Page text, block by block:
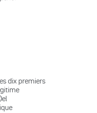
dix premiers